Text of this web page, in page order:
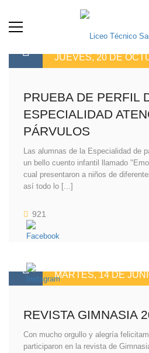
JUEVES, 20 DE
PRUEBA DE PERFIL
ESPECIALIDAD
PÁRVULOS
Las alumnas de la Especialidad de
un bello cuento infantil llamado
cual presentaron a niños de
así todo lo [...]
921
MARTES, 14 DE
REVISTA GIMNASIA
Con mucho orgullo y alegría
participaron en la revista de